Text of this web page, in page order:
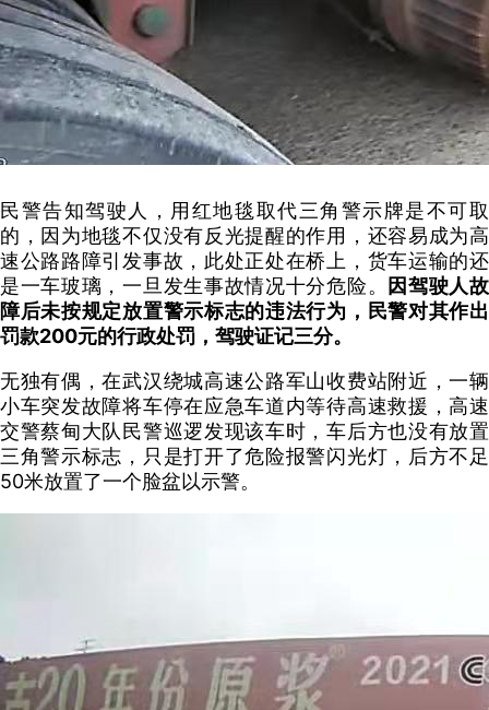
民警告知驾驶人，用红地毯取代三角警示牌是不可取
的，因为地毯不仅没有反光提醒的作用，还容易成为高
速公路路障引发事故，此处正处在桥上，货车运输的还
是一车玻璃，一旦发生事故情况十分危险。
因驾驶人故
障后未按规定放置警示标志的违法行为，民警对其作出
罚款200元的行政处罚，驾驶证记三分。
无独有偶，在武汉绕城高速公路军山收费站附近，一辆
小车突发故障将车停在应急车道内等待高速救援，高速
交警蔡甸大队民警巡逻发现该车时，车后方也没有放置
三角警示标志，只是打开了危险报警闪光灯，后方不足
50米放置了一个脸盆以示警。